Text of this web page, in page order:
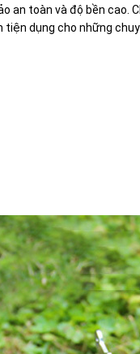
an toàn và độ bền cao.
tiện dụng cho những